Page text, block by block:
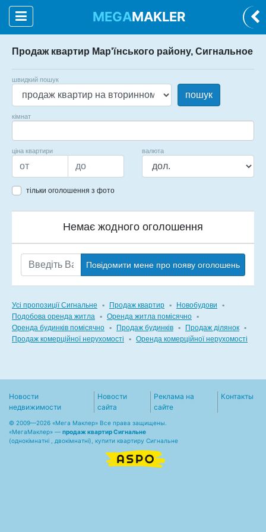
MEGAMAKLER
Продаж квартир Мар'їнського району, Сигнальное
швидкий пошук
пошук
кімнат
ціна квартири валюта
тільки оголошення з фото
Немає жодного оголошення
Повідомити мене про появу оголошень
Усі пропозиції Сигнальне ▪ Продаж квартир ▪ Новобудови
▪
Подобова оренда житла ▪ Оренда житла помісячно ▪
Оренда будинків помісячно ▪ Продаж будинків ▪ Продаж ділянок ▪
Продаж комерційної нерухомості
▪ Оренда комерційної нерухомості
Новости
недвижимости
Новости
сайта
Реклама на
сайте
Контакты
© 2009—2026 «Мега Маклер» Все права защищены.
«МегаМаклер» — продаж квартир Сигнальне
(однокімнатні , двокімнатні), купити квартиру Сигнальне